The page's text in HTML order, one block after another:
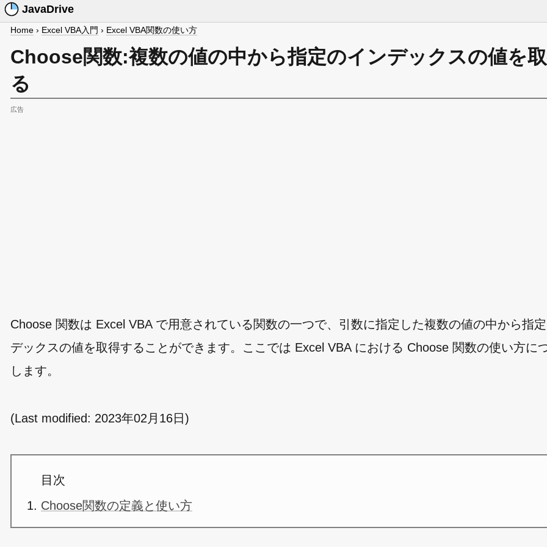
JavaDrive
Home › Excel VBA入門 › Excel VBA関数の使い方
Choose関数:複数の値の中から指定のインデックスの値を
る
広告
Choose 関数は Excel VBA で用意されている関数の一つで、引数に指定した複数の値の中から指
デックスの値を取得することができます。ここでは Excel VBA における Choose 関数の使い方に
します。
(Last modified: 2023年02月16日 )
目次
Choose関数の定義と使い方